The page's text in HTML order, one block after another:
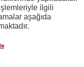
ilgili
aşağıda